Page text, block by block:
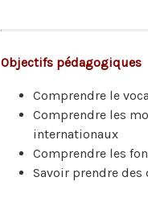
Objectifs pédagogiques
Comprendre le
Comprendre les
internationaux
Comprendre les
Savoir prendre